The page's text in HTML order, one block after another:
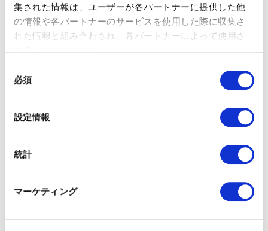
集された情報は、ユーザーが各パートナーに提供した他
の情報や各パートナーのサービスを使用した際に収集さ
れた情報と組み合わされ、各パートナーによって使用さ
必須
設定情報
統計
マーケティング
成約率
優先度
価格プレミアム
顧客満足度
紹介
LTV（顧客生涯価値）
売上高